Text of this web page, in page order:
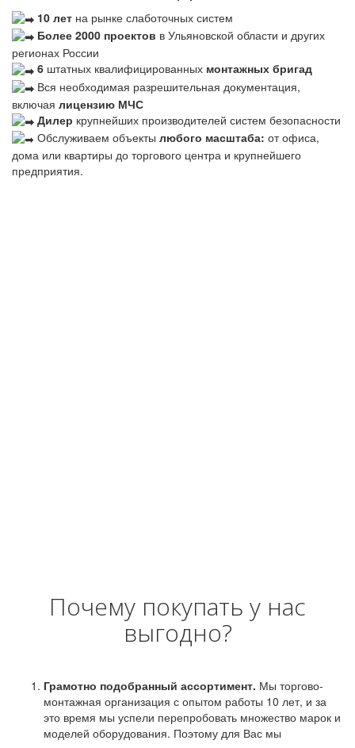
10 лет на рынке слаботочных систем
Более 2000 проектов в Ульяновской области и других
регионах России
6 штатных квалифицированных монтажных бригад
Вся необходимая разрешительная документация,
включая лицензию МЧС
Дилер крупнейших производителей систем безопасности
Обслуживаем объекты любого масштаба: от офиса,
дома или квартиры до торгового центра и крупнейшего
предприятия.
Почему покупать у нас
выгодно?
Грамотно подобранный ассортимент. Мы торгово-
монтажная организация с опытом работы 10 лет, и за
это время мы успели перепробовать множество марок и
моделей оборудования. Поэтому для Вас мы